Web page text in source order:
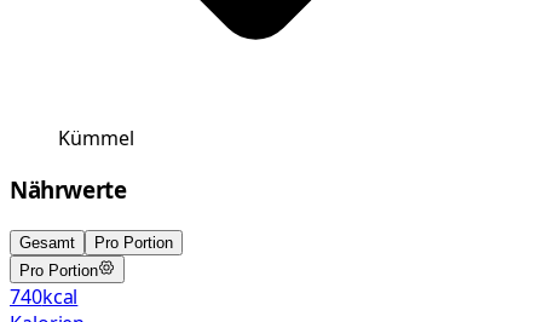
Kümmel
Nährwerte
Gesamt
Pro Portion
Pro Portion
740kcal